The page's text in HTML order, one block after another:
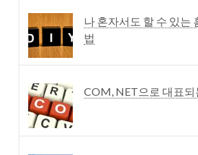
나 혼자서도 할 수 있는
법
COM, NET으로 대표되